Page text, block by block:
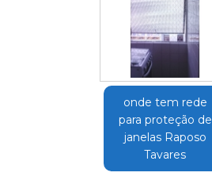
onde tem rede
para proteção de
janelas Raposo
Tavares